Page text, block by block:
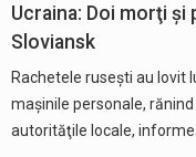
Ucraina: Doi morţi
Sloviansk
Rachetele ruseşti au lovit
maşinile personale,
autorităţile locale,